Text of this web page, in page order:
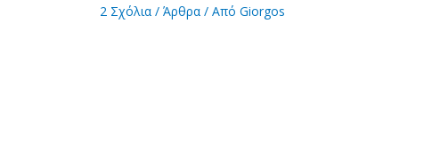
2 Σχόλια / Άρθρα / Από Giorgos